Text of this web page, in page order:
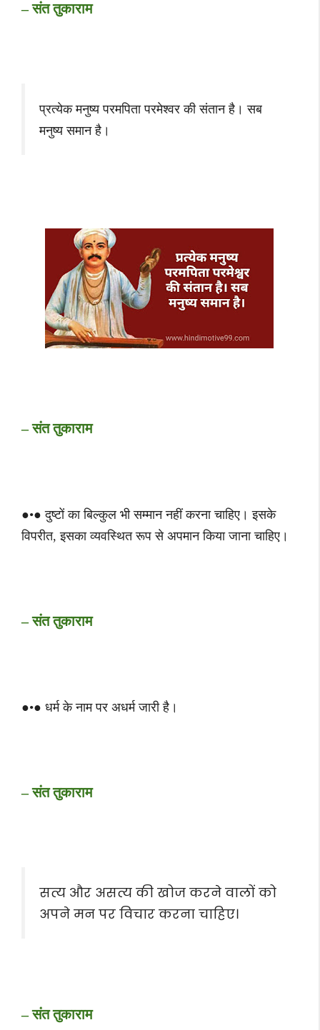
– संत तुकाराम
प्रत्येक मनुष्य परमपिता परमेश्वर की संतान है। सब
मनुष्य समान है।
– संत तुकाराम
●•● दुष्टों का बिल्कुल भी सम्मान नहीं करना चाहिए। इसके
विपरीत, इसका व्यवस्थित रूप से अपमान किया जाना चाहिए।
– संत तुकाराम
●•● धर्म के नाम पर अधर्म जारी है।
– संत तुकाराम
सत्य और असत्य की खोज करने वालों को
अपने मन पर विचार करना चाहिए।
– संत तुकाराम